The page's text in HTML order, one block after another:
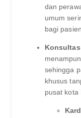
dan
umum
bagi pasien.
sehingga
khusus
pusat kota